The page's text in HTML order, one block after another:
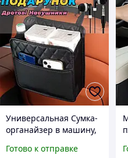
Универсальная Сумка-
органайзер в машину,
автомобиля на спинку
Готово к отправке